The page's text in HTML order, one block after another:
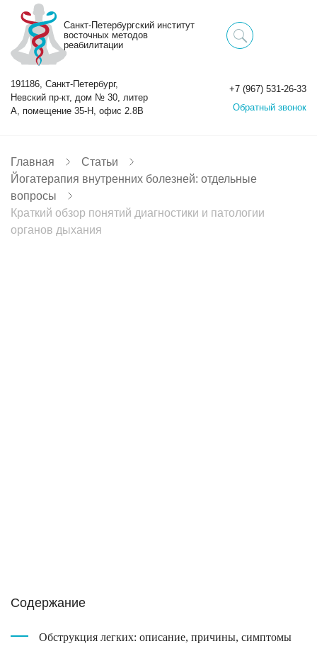
Санкт-Петербургский институт
восточных методов
реабилитации
191186, Санкт-Петербург,
Невский пр-кт, дом № 30, литер
А, помещение 35-Н, офис 2.8В
+7 (967) 531-26-33
Обратный звонок
Главная
Статьи
Йогатерапия внутренних болезней: отдельные
вопросы
Краткий обзор понятий диагностики и патологии
органов дыхания
Содержание
Обструкция легких: описание, причины, симптомы